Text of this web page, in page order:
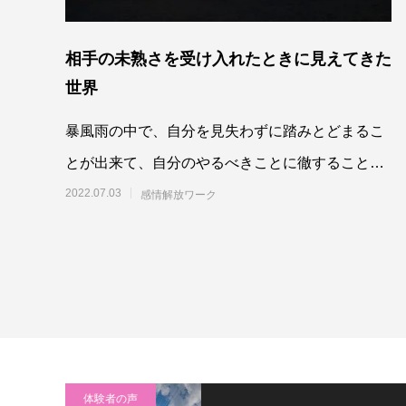
相手の未熟さを受け入れたときに見えてきた
世界
暴風雨の中で、自分を見失わずに踏みとどまるこ
とが出来て、自分のやるべきことに徹することが
出来たら、それまでにない豊かなギフトに触れる
2022.07.03 感情解放ワーク
体験者の声